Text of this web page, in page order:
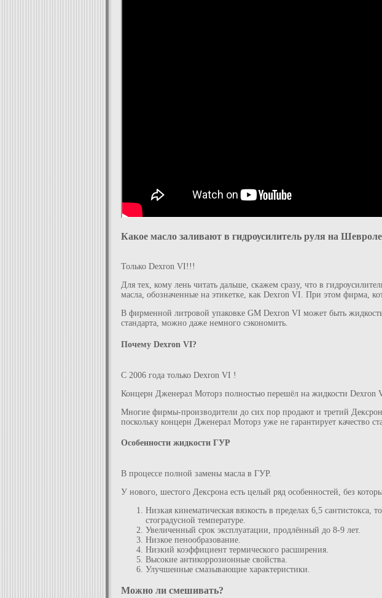
Какое масло заливают в гидроусилитель руля на
Только Dexron VI!!!
Для тех, кому лень читать дальше, скажем сразу, что в
масла, обозначенные на этикетке, как Dexron VI. При этом фирма,
В фирменной литровой упаковке GM Dexron VI может быть
стандарта, можно даже немного сэкономить.
Почему Dexron VI?
С 2006 года только Dexron VI !
Концерн Дженерал Моторз полностью перешёл на жидкости Dexron
Многие фирмы-производители до сих пор продают и третий
поскольку концерн Дженерал Моторз уже не гарантирует качество
Особенности жидкости ГУР
В процессе полной замены масла в ГУР.
У нового, шестого Дексрона есть целый ряд особенностей, без
Низкая кинематическая вязкость в пределах 6,5 сантистокса,
стоградусной температуре.
Увеличенный срок эксплуатации, продлённый до 8-9 лет.
Низкое пенообразование.
Низкий коэффициент термического расширения.
Высокие антикоррозионные свойства.
Улучшенные смазывающие характеристики.
Можно ли смешивать?